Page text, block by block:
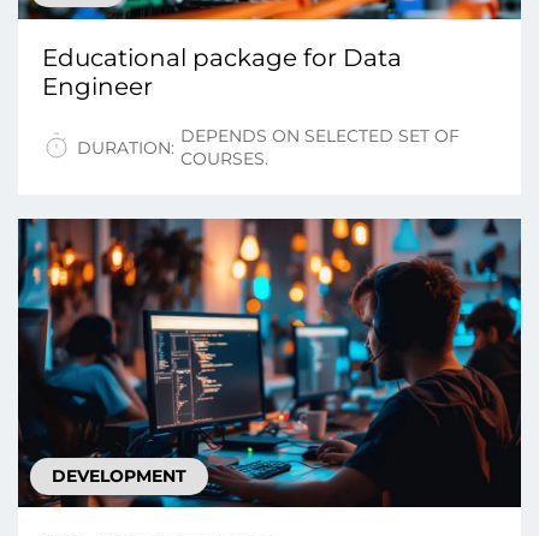
Educational package for Data
Engineer
DURATION:
DEPENDS ON SELECTED SET OF
COURSES.
DEVELOPMENT